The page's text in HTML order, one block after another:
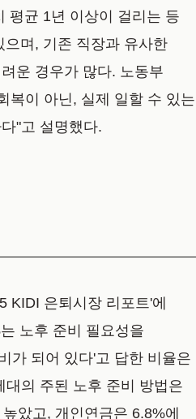
평균 1년 이상이 걸리는 등
며, 기존 직장과 유사한
운 경우가 많다. 노동부
복이 아닌, 실제 일할 수 있는
"고 설명했다.
KIDI 은퇴시장 리포트'에
노후 준비 필요성을
가 되어 있다'고 답한 비율은
의 주된 노후 준비 방법은
았고, 개인연금은 6.8%에